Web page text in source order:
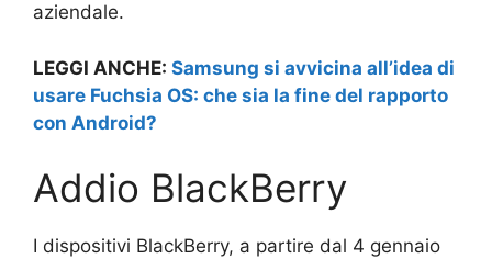
aziendale.
LEGGI ANCHE: Samsung si avvicina all’idea di
usare Fuchsia OS: che sia la fine del rapporto
con Android?
Addio BlackBerry
I dispositivi BlackBerry, a partire dal 4 gennaio